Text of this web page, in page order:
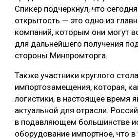
Спикер подчеркнул, что
открытость — это одно из
компаний, которым они могут
для дальнейшего получения
стороны Минпромторга.
Также участники круглого
импортозамещения, которая,
логистики, в настоящее время
актуальной для отрасли.
в подавляющем большинстве
оборудование импортное, что в